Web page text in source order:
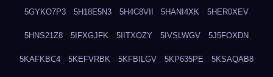
5GYKO7P3 5H18E5N3 5H4C8VII 5HANI4XK 5HER0XEV
5HNS21Z8 5IFXGJFK 5IITXOZY 5IVSLWGV 5J5FOXDN
5KAFKBC4 5KEFVRBK 5KFBILGV 5KP635PE 5KSAQAB8